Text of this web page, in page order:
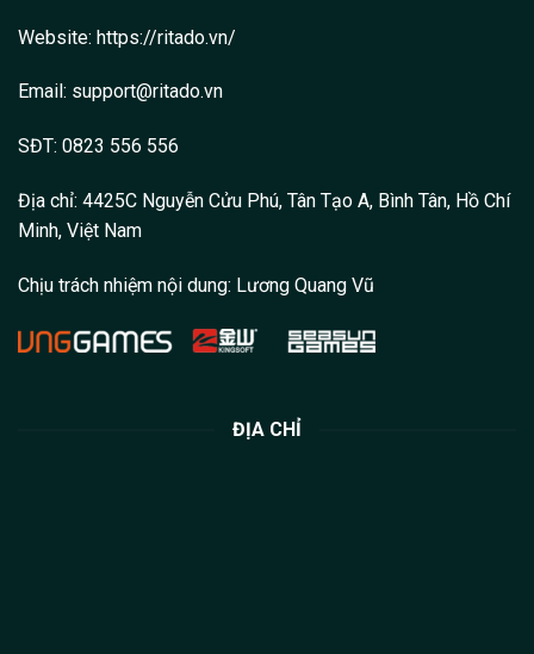
Website: https://ritado.vn/
Email: support@ritado.vn
SĐT: 0823 556 556
Địa chỉ: 4425C Nguyễn Cửu Phú, Tân Tạo A, Bình Tân, Hồ Chí
Minh, Việt Nam
Chịu trách nhiệm nội dung: Lương Quang Vũ
ĐỊA CHỈ